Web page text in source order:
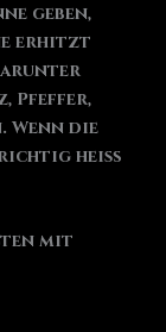
geben,
erhitzt
Pfeffer,
Wenn die
richtig heiß
mit